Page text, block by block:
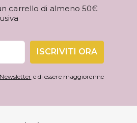
carrello di almeno 50€
ISCRIVITI ORA
e di essere maggiorenne